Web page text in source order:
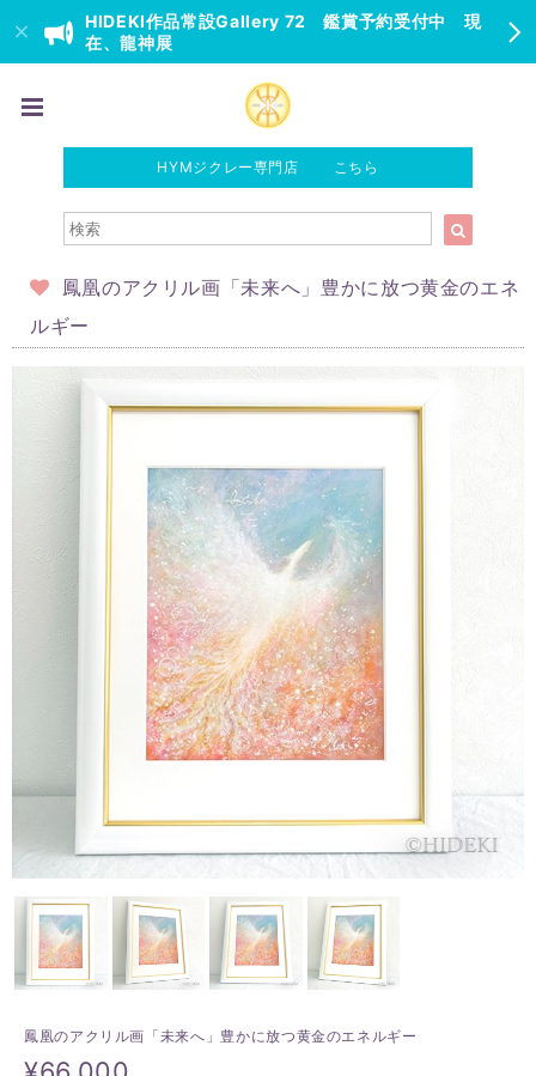
HIDEKI作品常設Gallery 72 鑑賞予約受付中 現
在、龍神展
HYMジクレー専門店 こちら
鳳凰のアクリル画「未来へ」豊かに放つ黄金のエネ
ルギー
鳳凰のアクリル画「未来へ」豊かに放つ黄金のエネルギー